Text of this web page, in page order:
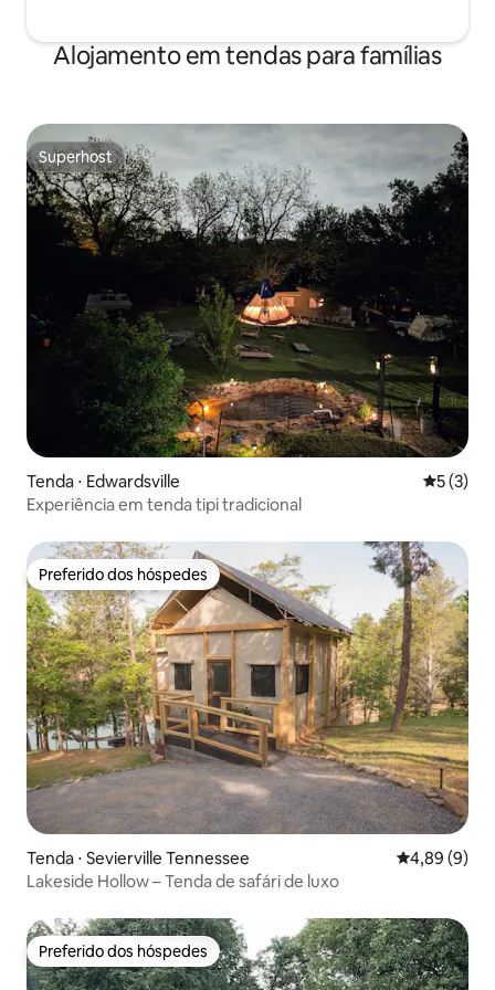
Alojamento em tendas para famílias
Superhost
Superhost
Tenda ⋅ Edwardsville 5 de
5 (3)
Experiência em tenda tipi tradicional
Preferido dos hóspedes
Preferido dos hóspedes
Tenda ⋅ Sevierville Tennessee 4,89 de uma
4,89 (9)
Lakeside Hollow – Tenda de safári de luxo
Preferido dos hóspedes
Preferido dos hóspedes